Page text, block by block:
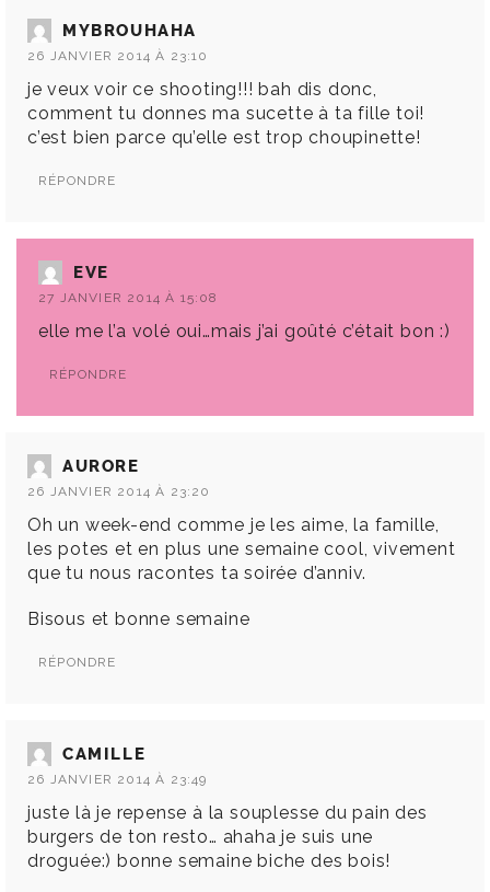
MYBROUHAHA
26 JANVIER 2014 À 23:10
je veux voir ce shooting!!! bah dis donc,
comment tu donnes ma sucette à ta fille toi!
c’est bien parce qu’elle est trop choupinette!
RÉPONDRE
EVE
27 JANVIER 2014 À 15:08
elle me l’a volé oui…mais j’ai goûté c’était bon :)
RÉPONDRE
AURORE
26 JANVIER 2014 À 23:20
Oh un week-end comme je les aime, la famille,
les potes et en plus une semaine cool, vivement
que tu nous racontes ta soirée d’anniv.
Bisous et bonne semaine
RÉPONDRE
CAMILLE
26 JANVIER 2014 À 23:49
juste là je repense à la souplesse du pain des
burgers de ton resto… ahaha je suis une
droguée:) bonne semaine biche des bois!